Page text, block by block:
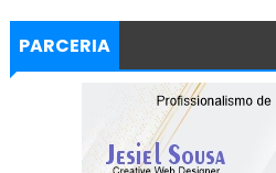
PARCERIA